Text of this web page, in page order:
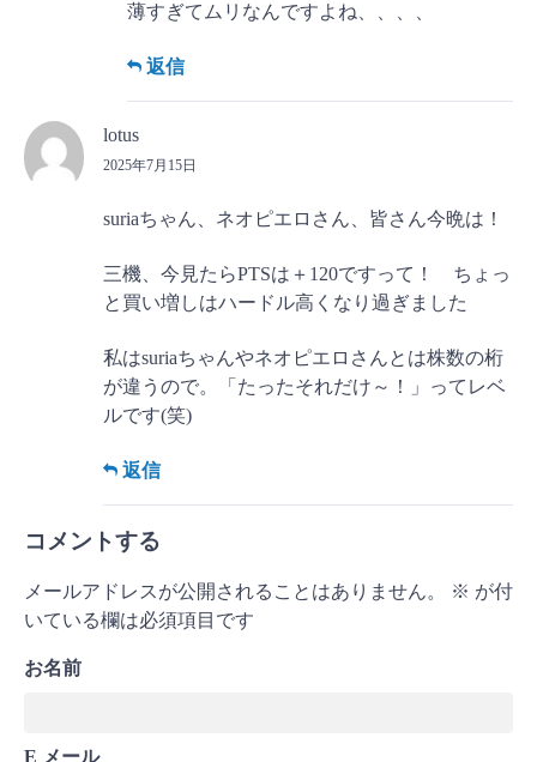
薄すぎてムリなんですよね、、、、
返信
lotus
2025年7月15日
suriaちゃん、ネオピエロさん、皆さん今晩は！
三機、今見たらPTSは＋120ですって！ ちょっ
と買い増しはハードル高くなり過ぎました
私はsuriaちゃんやネオピエロさんとは株数の桁
が違うので。「たったそれだけ～！」ってレベ
ルです(笑)
返信
コメントする
メールアドレスが公開されることはありません。 ※ が付
いている欄は必須項目です
お名前
E メール